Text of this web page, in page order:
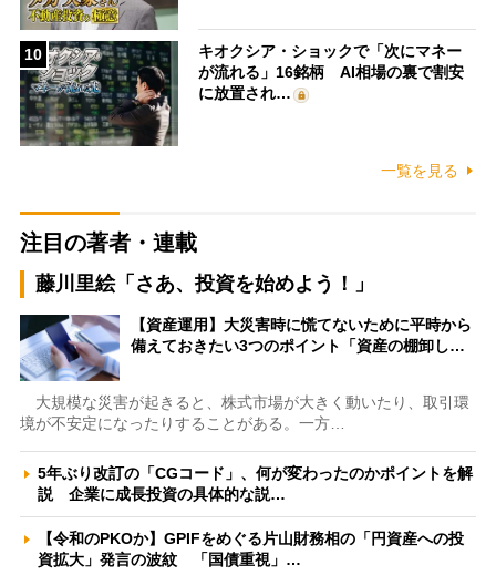
10
キオクシア・ショックで「次にマネー
が流れる」16銘柄 AI相場の裏で割安
に放置され…
一覧を見る
注目の著者・連載
藤川里絵「さあ、投資を始めよう！」
【資産運用】大災害時に慌てないために平時から
備えておきたい3つのポイント「資産の棚卸し…
大規模な災害が起きると、株式市場が大きく動いたり、取引環
境が不安定になったりすることがある。一方…
5年ぶり改訂の「CGコード」、何が変わったのかポイントを解
説 企業に成長投資の具体的な説…
【令和のPKOか】GPIFをめぐる片山財務相の「円資産への投
資拡大」発言の波紋 「国債重視」…